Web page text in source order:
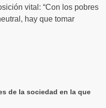
vital: “Con los pobres
hay que tomar
de la sociedad en la que